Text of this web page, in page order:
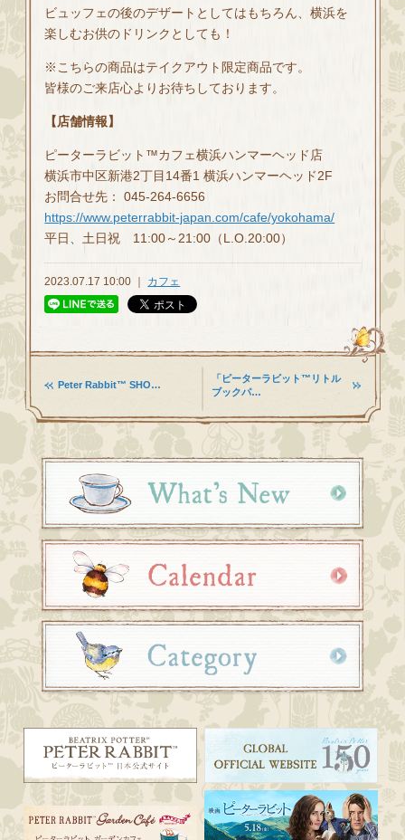
ビュッフェの後のデザートとしてはもちろん、横浜を
楽しむお供のドリンクとしても！
※こちらの商品はテイクアウト限定商品です。
皆様のご来店心よりお待ちしております。
【店舗情報】
ピーターラビット™カフェ横浜ハンマーヘッド店
横浜市中区新港2丁目14番1 横浜ハンマーヘッド2F
お問合せ先： 045-264-6656
https://www.peterrabbit-japan.com/cafe/yokohama/
平日、土日祝 11:00～21:00（L.O.20:00）
2023.07.17 10:00 ｜ カフェ
Peter Rabbit™ SHO…
「ピーターラビット™リトル
ブックパ…